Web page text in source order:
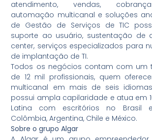
atendimento, vendas,
automação multicanal e soluções
de Gestão de Serviços de TIC
suporte ao usuário, sustentação de
center, serviços especializados para
de implantação de TI.
Todos os negócios contam com um
de 12 mil profissionais, quem
multicanal em mais de seis
possui ampla capilaridade e atua em
Latina com escritórios no Brasil
Colômbia, Argentina, Chile e México.
Sobre o grupo Algar
+